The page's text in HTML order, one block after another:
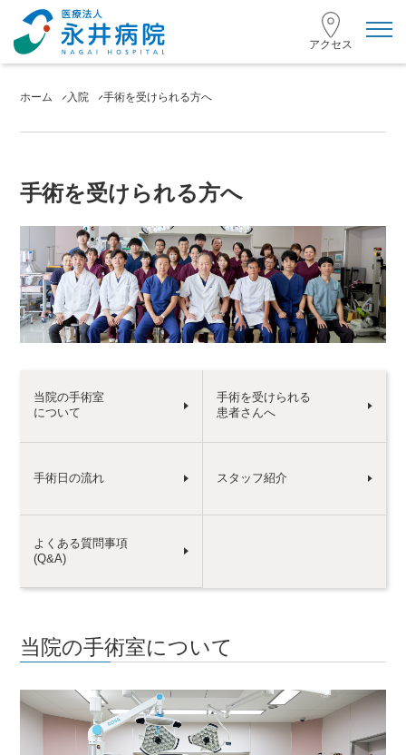
アクセス
ホーム 入院 手術を受けられる方へ
手術を受けられる方へ
当院の手術室
について
手術を受けられる
患者さんへ
手術日の流れ スタッフ紹介
よくある質問事項
(Q&A)
当院の手術室について